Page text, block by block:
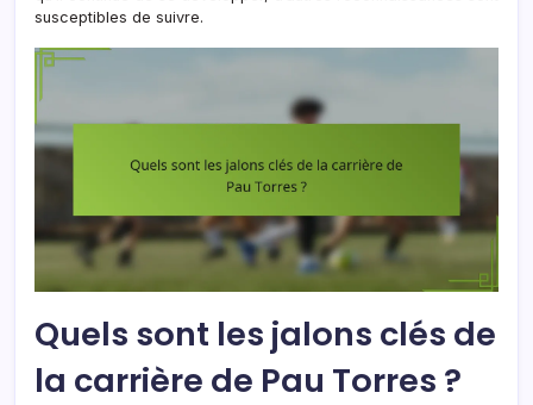
susceptibles de suivre.
Quels sont les jalons clés de
la carrière de Pau Torres ?